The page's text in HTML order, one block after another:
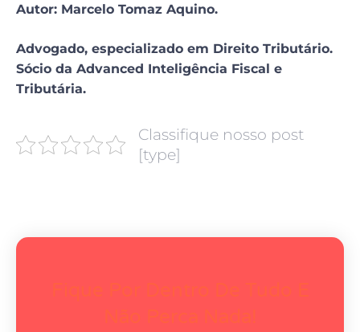
Autor: Marcelo Tomaz Aquino.
Advogado, especializado em Direito Tributário.
Sócio da Advanced Inteligência Fiscal e
Tributária.
Classifique nosso post
[type]